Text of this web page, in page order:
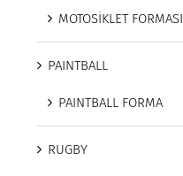
MOTOSİKLET FORMASI
PAINTBALL
PAINTBALL FORMA
RUGBY